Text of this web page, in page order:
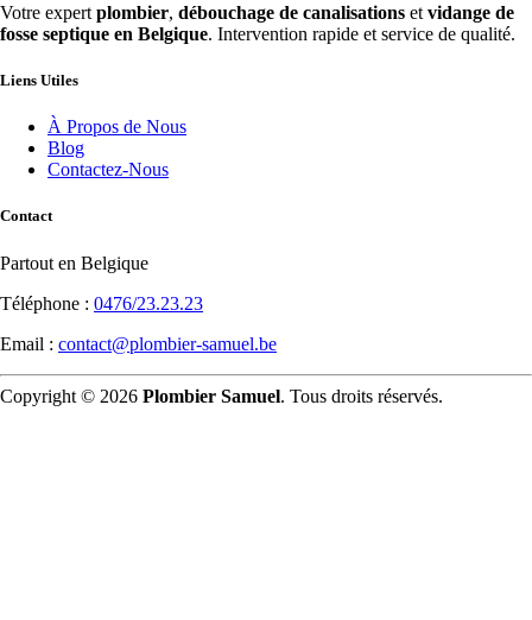
Votre expert plombier, débouchage de canalisations et vidange de
fosse septique en Belgique. Intervention rapide et service de qualité.
Liens Utiles
À Propos de Nous
Blog
Contactez-Nous
Contact
Partout en Belgique
Téléphone : 0476/23.23.23
Email : contact@plombier-samuel.be
Copyright © 2026 Plombier Samuel. Tous droits réservés.